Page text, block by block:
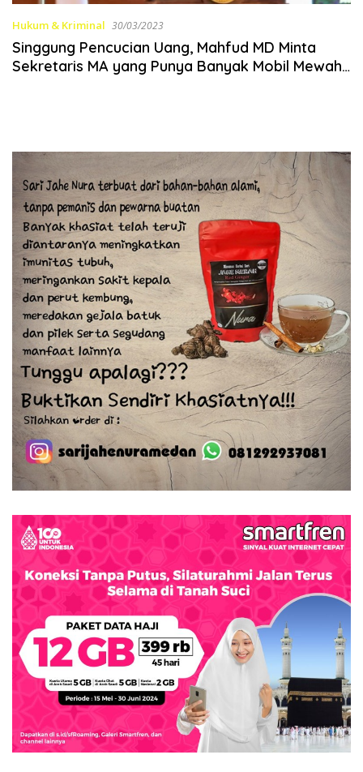
Hukum & Kriminal 30/03/2023
Singgung Pencucian Uang, Mahfud MD Minta
Sekretaris MA yang Punya Banyak Mobil Mewah